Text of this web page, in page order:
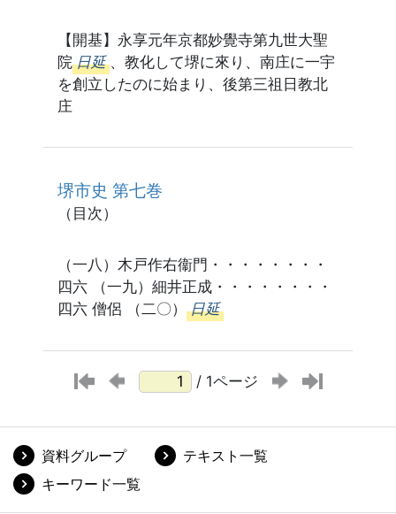
【開基】永享元年京都妙覺寺第九世大聖
院 日延 、教化して堺に來り、南庄に一宇
を創立したのに始まり、後第三祖日教北
庄
堺市史 第七巻
（目次）
（一八）木戸作右衞門・・・・・・・・
四六 （一九）細井正成・・・・・・・・
四六 僧侶 （二〇） 日延
/ 1ページ
資料グループ
テキスト一覧
キーワード一覧